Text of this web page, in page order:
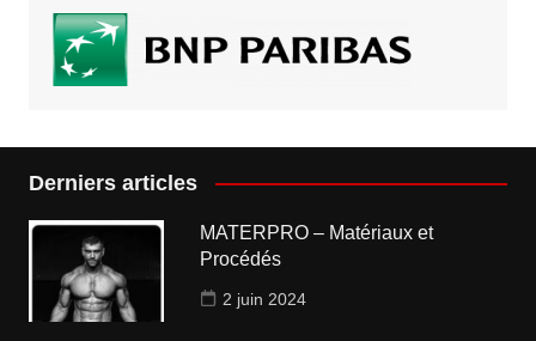
Derniers articles
MATERPRO – Matériaux et
Procédés
2 juin 2024